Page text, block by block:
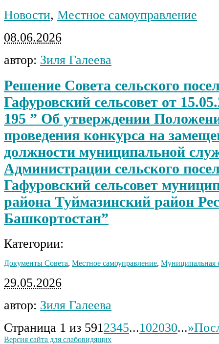
Новости, Местное самоуправление
08.06.2026
автор: Зиля Галеева
Решение Совета сельского
Гафуровский сельсовет от
195 ” Об утверждении
проведения конкурса на
должности муниципальной
Администрации сельского
Гафуровский сельсовет
района Туймазинский район
Башкортостан”
Категории:
Документы Совета, Местное самоуправление, Муниципальная
29.05.2026
автор: Зиля Галеева
Страница 1 из 591 2345...102030...»
Версия сайта для слабовидящих